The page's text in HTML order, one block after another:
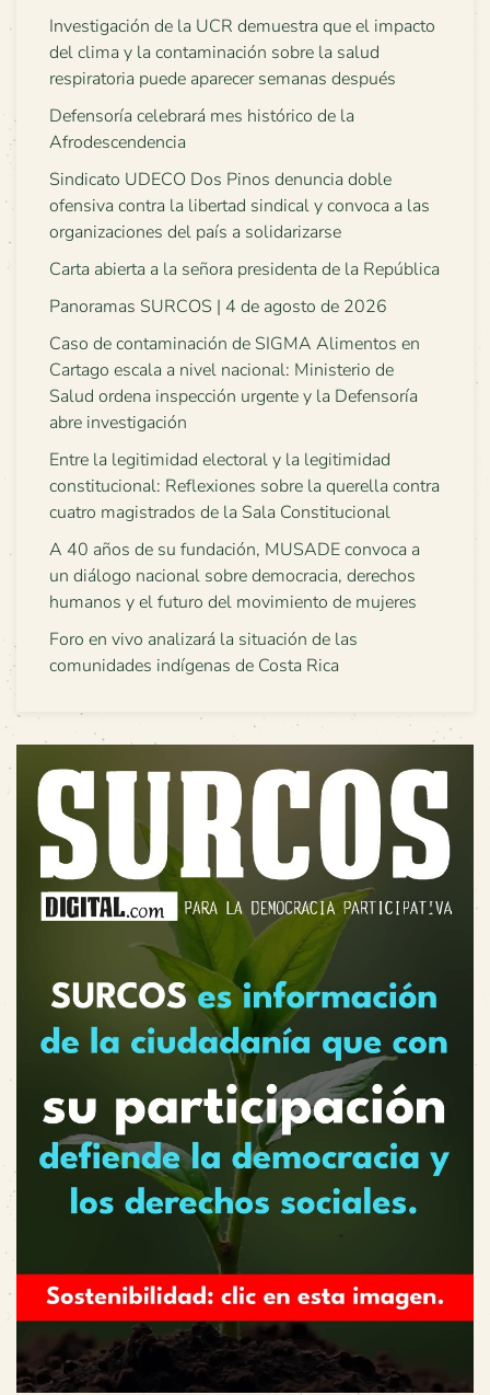
Investigación de la UCR demuestra que el impacto
del clima y la contaminación sobre la salud
respiratoria puede aparecer semanas después
Defensoría celebrará mes histórico de la
Afrodescendencia
Sindicato UDECO Dos Pinos denuncia doble
ofensiva contra la libertad sindical y convoca a las
organizaciones del país a solidarizarse
Carta abierta a la señora presidenta de la República
Panoramas SURCOS | 4 de agosto de 2026
Caso de contaminación de SIGMA Alimentos en
Cartago escala a nivel nacional: Ministerio de
Salud ordena inspección urgente y la Defensoría
abre investigación
Entre la legitimidad electoral y la legitimidad
constitucional: Reflexiones sobre la querella contra
cuatro magistrados de la Sala Constitucional
A 40 años de su fundación, MUSADE convoca a
un diálogo nacional sobre democracia, derechos
humanos y el futuro del movimiento de mujeres
Foro en vivo analizará la situación de las
comunidades indígenas de Costa Rica